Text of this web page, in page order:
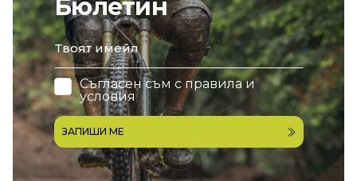
Бюлетин
email
Съгласен съм с правила и
условия
ЗАПИШИ МЕ